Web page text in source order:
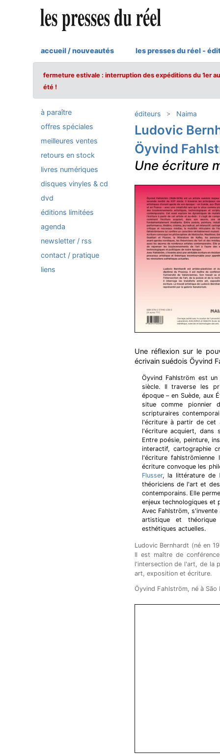
accueil / nouveautés les presses du réel -
fermeture estivale : interruption des expéditions du 1er
été !
à paraître
offres spéciales
meilleures ventes
retours en stock
livres numériques
disques vinyles & cd
dvd
éditions limitées
agenda
newsletter / rss
contact / pratique
liens
éditeurs Naima
Ludovic
Öyvind
Une écriture
Une réflexion sur le
écrivain suédois Öyvind
Öyvind Fahlström est
siècle. Il traverse les
époque – en Suède, aux
situe comme pionnier
scripturaires
l'écriture à partir de cet
l'écriture acquiert, dans
Entre poésie, peinture,
interactif, cartographie
l'écriture
écriture convoque les
Flusser, la littérature de
théoriciens de l'art et
contemporains. Elle
enjeux technologiques et
Avec Fahlström,
artistique et théorique
esthétiques actuelles.
Ludovic Bernhardt (né en
Il est maître de
l'intersection de l'art, de la
art, exposition et écriture.
Öyvind Fahlström, né à São